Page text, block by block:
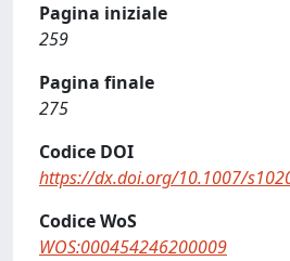
Pagina iniziale
259
Pagina finale
275
Codice DOI
https://dx.doi.org/10.1007/
Codice WoS
WOS:000454246200009